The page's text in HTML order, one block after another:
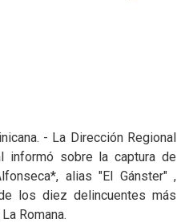
- La Dirección Regional
informó sobre la captura de
alias "El Gánster" ,
los diez delincuentes más
Romana.